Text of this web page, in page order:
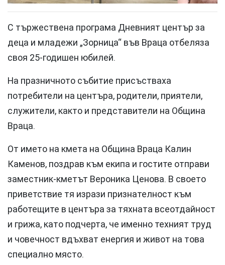
С тържествена програма Дневният център за
деца и младежи „Зорница“ във Враца отбеляза
своя 25-годишен юбилей.
На празничното събитие присъстваха
потребители на центъра, родители, приятели,
служители, както и представители на Община
Враца.
От името на кмета на Община Враца Калин
Каменов, поздрав към екипа и гостите отправи
заместник-кметът Вероника Ценова. В своето
приветствие тя изрази признателност към
работещите в центъра за тяхната всеотдайност
и грижа, като подчерта, че именно техният труд
и човечност вдъхват енергия и живот на това
специално място.